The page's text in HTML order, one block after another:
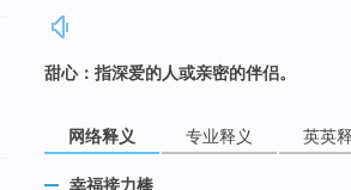
甜心：指深爱的人或亲密的伴侣。
网络释义 专业释义 英英
幸福接力棒